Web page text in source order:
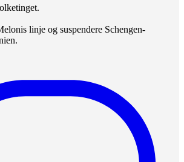
linje og suspendere Schengen-